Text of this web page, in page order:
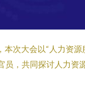
本次大会以“人力资源
员，共同探讨人力资